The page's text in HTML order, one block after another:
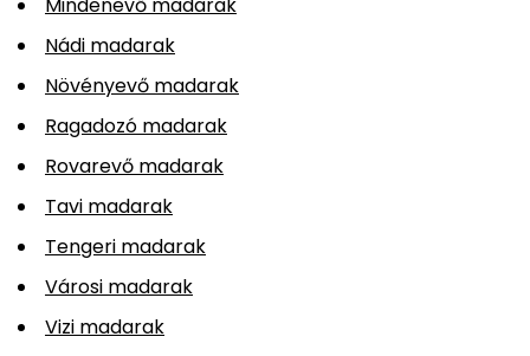
Nádi madarak
Növényevő madarak
Ragadozó madarak
Rovarevő madarak
Tavi madarak
Tengeri madarak
Városi madarak
Vizi madarak